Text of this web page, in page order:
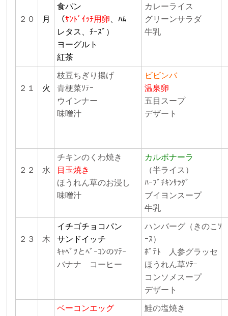
２０ 月
食パン
（ｻﾝﾄﾞｲｯﾁ用卵 、ﾊﾑ
レタス、ﾁｰｽﾞ）
ヨーグルト
紅茶
カレーライス
グリーンサラダ
牛乳
２１ 火
枝豆ちぎり揚げ
青梗菜ｿﾃｰ
ウインナー
味噌汁
ビビンバ
温泉卵
五目スープ
デザート
２２ 水
チキンのくわ焼き
目玉焼き
ほうれん草のお浸し
味噌汁
カルボナーラ
（半ライス）
ﾊｰﾌﾞﾁｷﾝｻﾗﾀﾞ
ブイヨンスープ
牛乳
２３ 木
イチゴチョコパン
サンドイッチ
ｷｬﾍﾞﾂとﾍﾞｰｺﾝのｿﾃｰ
バナナ コーヒー
ハンバーグ（きのこｿ
ｰｽ）
ﾎﾟﾃﾄ 人参グラッセ
ほうれん草ｿﾃｰ
コンソメスープ
デザート
ベーコンエッグ
鮭の塩焼き